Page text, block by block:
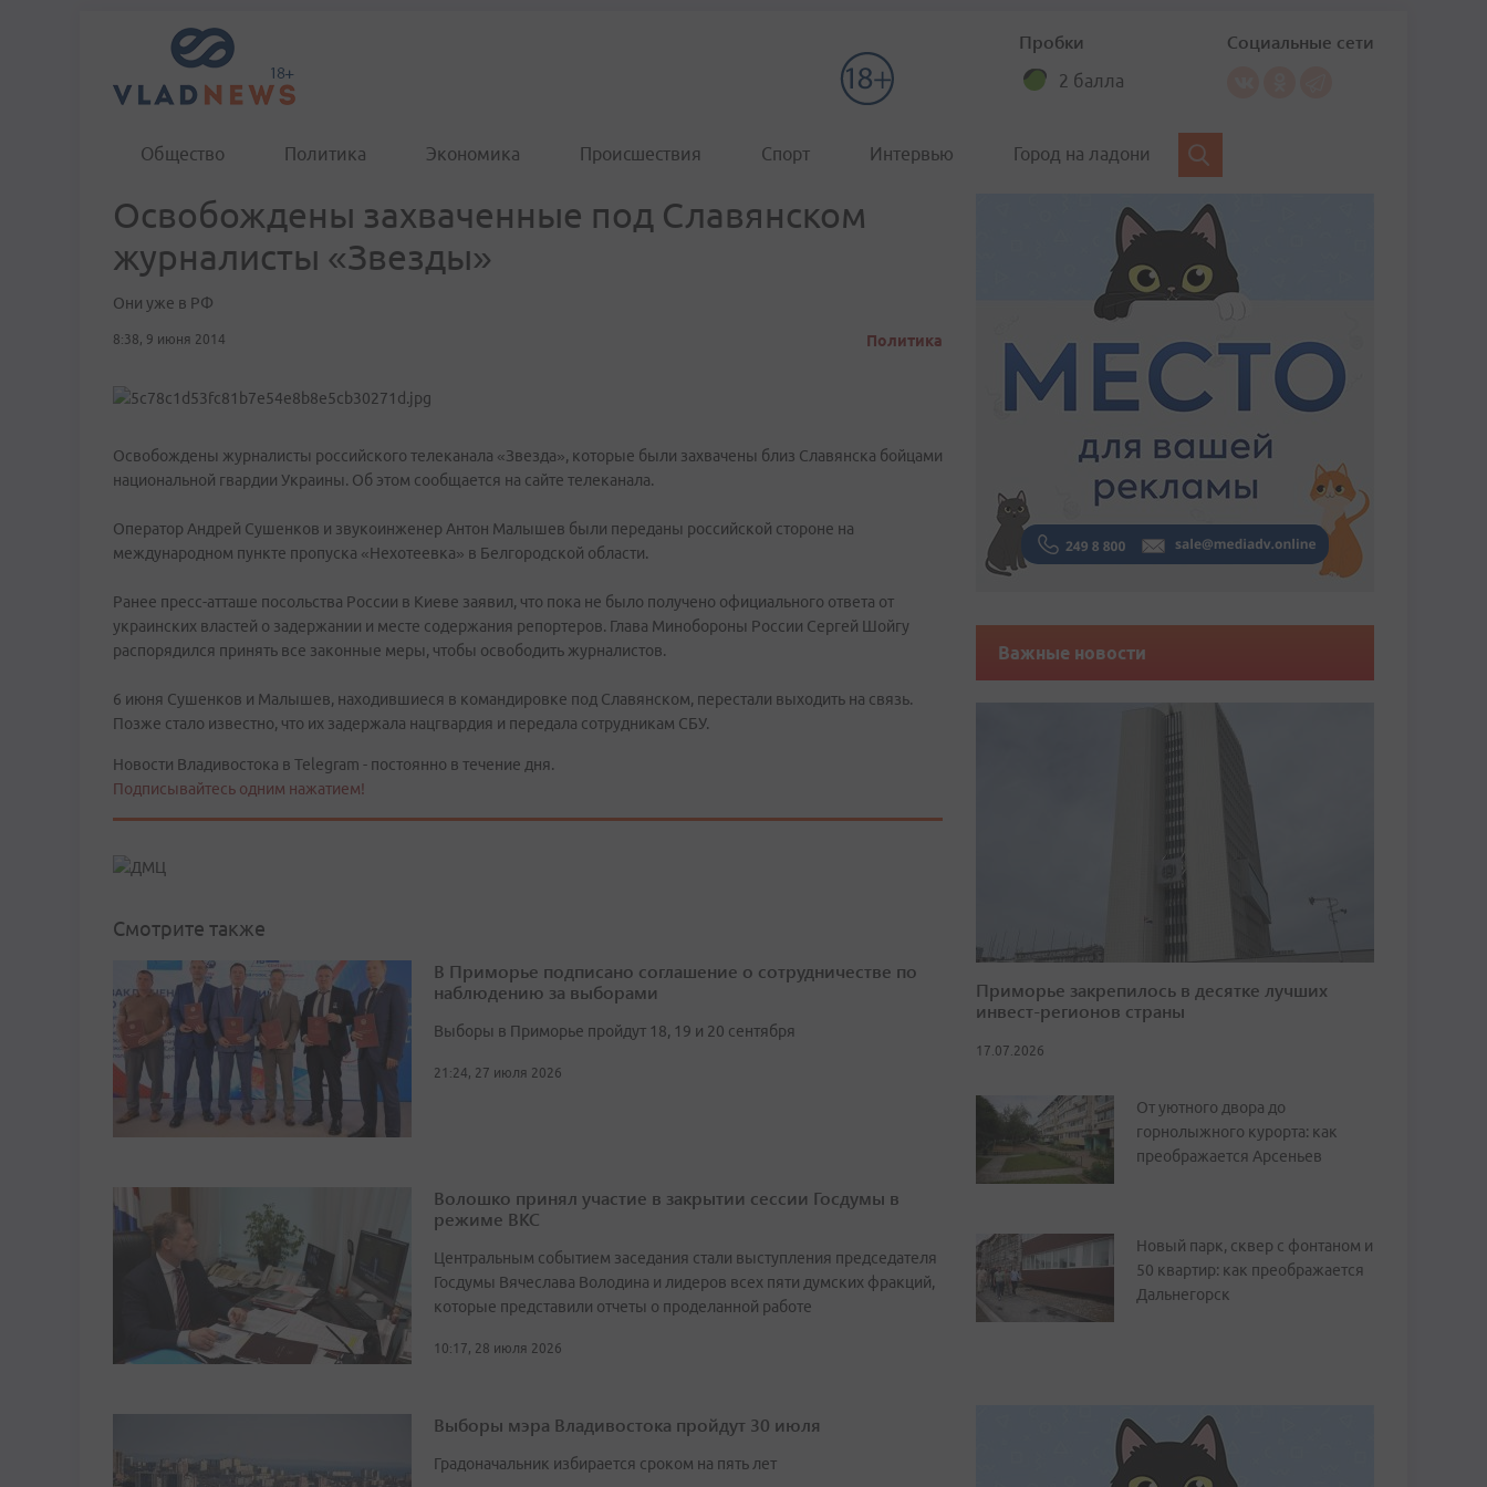
Пробки
2 балла
Социальные сети
Общество Политика Экономика Происшествия Спорт Интервью Город на ладони
Освобождены захваченные под Славянском
журналисты «Звезды»
Они уже в РФ
8:38, 9 июня 2014 Политика
Освобождены журналисты российского телеканала «Звезда», которые были захвачены близ Славянска бойцами
национальной гвардии Украины. Об этом сообщается на сайте телеканала.
Оператор Андрей Сушенков и звукоинженер Антон Малышев были переданы российской стороне на
международном пункте пропуска «Нехотеевка» в Белгородской области.
Ранее пресс-атташе посольства России в Киеве заявил, что пока не было получено официального ответа от
украинских властей о задержании и месте содержания репортеров. Глава Минобороны России Сергей Шойгу
распорядился принять все законные меры, чтобы освободить журналистов.
6 июня Сушенков и Малышев, находившиеся в командировке под Славянском, перестали выходить на связь.
Позже стало известно, что их задержала нацгвардия и передала сотрудникам СБУ.
Новости Владивостока в Telegram - постоянно в течение дня.
Подписывайтесь одним нажатием!
Смотрите также
В Приморье подписано соглашение о сотрудничестве по
наблюдению за выборами
Выборы в Приморье пройдут 18, 19 и 20 сентября
21:24, 27 июля 2026
Волошко принял участие в закрытии сессии Госдумы в
режиме ВКС
Центральным событием заседания стали выступления председателя
Госдумы Вячеслава Володина и лидеров всех пяти думских фракций,
которые представили отчеты о проделанной работе
10:17, 28 июля 2026
Выборы мэра Владивостока пройдут 30 июля
Градоначальник избирается сроком на пять лет
Важные новости
Приморье закрепилось в десятке лучших
инвест-регионов страны
17.07.2026
От уютного двора до
горнолыжного курорта: как
преображается Арсеньев
Новый парк, сквер с фонтаном и
50 квартир: как преображается
Дальнегорск